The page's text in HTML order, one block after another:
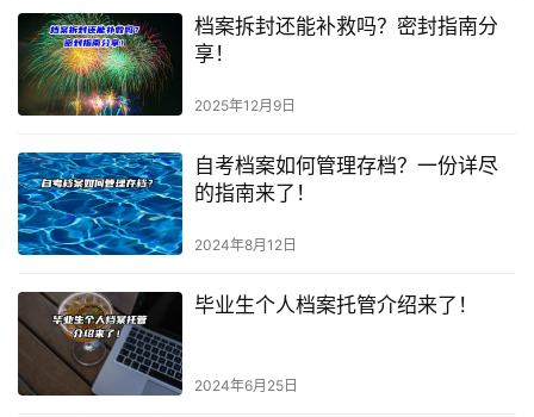
档案拆封还能补救吗？密封指南分
享！
2025年12月9日
自考档案如何管理存档？一份详尽
的指南来了！
2024年8月12日
毕业生个人档案托管介绍来了！
2024年6月25日